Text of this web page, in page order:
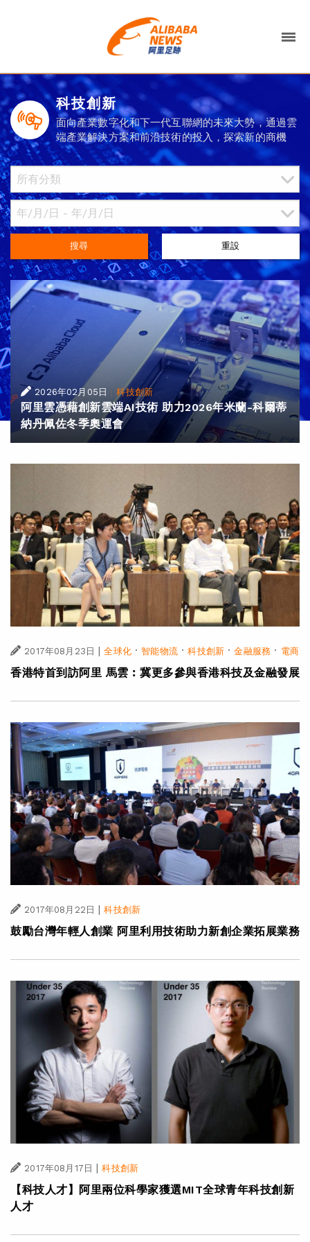
科技創新
面向產業數字化和下一代互聯網的未來大勢，通過雲
端產業解決方案和前沿技術的投入，探索新的商機
搜尋 重設
2026年02月05日 |科技創新
阿里雲憑藉創新雲端AI技術 助力2026年米蘭-科爾蒂
納丹佩佐冬季奧運會
2017年08月23日 | 全球化·智能物流·科技創新 ·金融服務 · 電商
香港特首到訪阿里 馬雲︰冀更多參與香港科技及金融發展
2017年08月22日 | 科技創新
鼓勵台灣年輕人創業 阿里利用技術助力新創企業拓展業務
2017年08月17日 | 科技創新
【科技人才】阿里兩位科學家獲選MIT全球青年科技創新
人才